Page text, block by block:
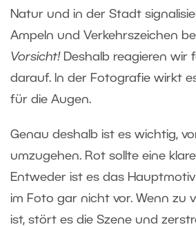
Natur und in der Stadt
Ampeln und Verkehrszeichen
Vorsicht! Deshalb reagieren wir
darauf. In der Fotografie wirkt
für die Augen.
Genau deshalb ist es wichtig,
umzugehen. Rot sollte eine
Entweder ist es das
im Foto gar nicht vor. Wenn zu
ist, stört es die Szene und